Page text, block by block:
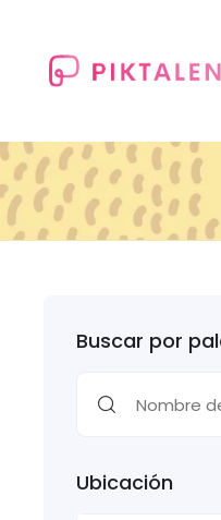
Buscar por
Ubicación